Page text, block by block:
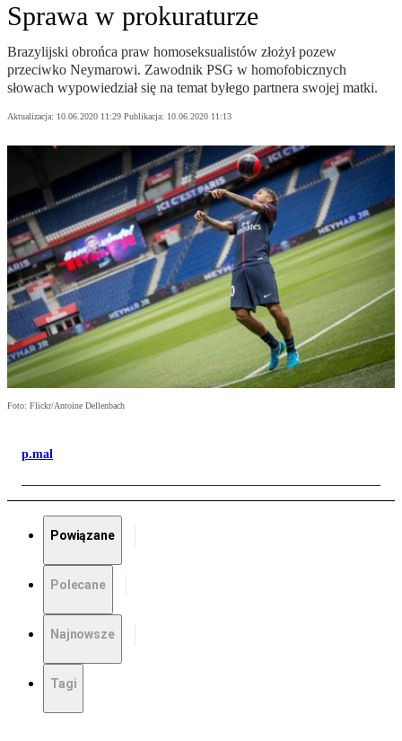
Sprawa w prokuraturze
Brazylijski obrońca praw homoseksualistów złożył pozew
przeciwko Neymarowi. Zawodnik PSG w homofobicznych
słowach wypowiedział się na temat byłego partnera swojej matki.
Aktualizacja: 10.06.2020 11:29 Publikacja: 10.06.2020 11:13
Foto: Flickr/Antoine Dellenbach
p.mal
Powiązane
Polecane
Najnowsze
Tagi